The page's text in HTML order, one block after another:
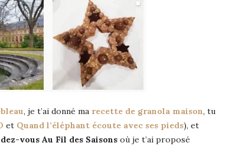
, je t’ai donné ma recette de granola maison, tu
et Quand l’éléphant écoute avec ses pieds), et
vous Au Fil des Saisons où je t’ai proposé